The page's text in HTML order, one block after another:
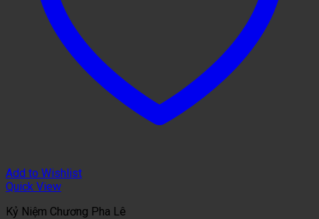
Add to Wishlist
Quick View
Kỷ Niệm Chương Pha Lê